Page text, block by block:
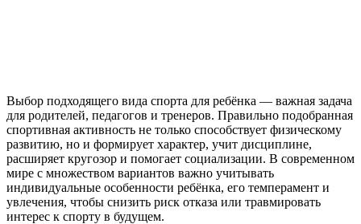
Выбор подходящего вида спорта для ребёнка — важная задача
для родителей, педагогов и тренеров. Правильно подобранная
спортивная активность не только способствует физическому
развитию, но и формирует характер, учит дисциплине,
расширяет кругозор и помогает социализации. В современном
мире с множеством вариантов важно учитывать
индивидуальные особенности ребёнка, его темперамент и
увлечения, чтобы снизить риск отказа или травмировать
интерес к спорту в будущем.